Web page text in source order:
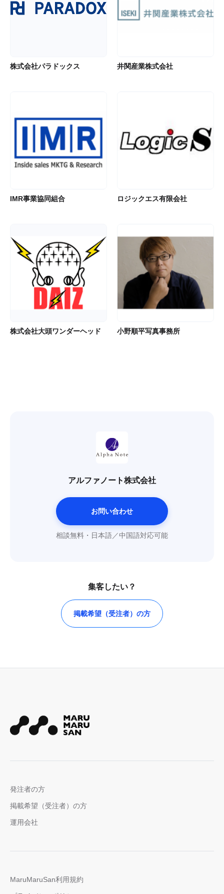
株式会社パラドックス 井関産業株式会社
IMR事業協同組合 ロジックエス有限会社
株式会社大頭ワンダーヘッド 小野順平写真事務所
アルファノート株式会社
お問い合わせ
相談無料・日本語／中国語対応可能
集客したい？
掲載希望（受注者）の方
発注者の方
掲載希望（受注者）の方
運用会社
MaruMaruSan利用規約